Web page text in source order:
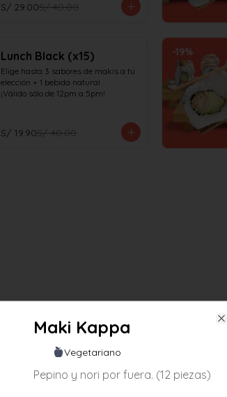
S/ 29.00S/ 40.00
Lunch Black (x15)
Elige hasta 3 sabores de makis a tu
elección + 1 bebida natural
¡Válido sólo de 12pm a 5pm!
S/ 19.90S/ 40.00
-19%
Maki Acevichado Oishi
Langostino crocante, palta, en el top
atún coronado de chalaquita y salsa
Maki Kappa
Vegetariano
Pepino y nori por fuera. (12 piezas)